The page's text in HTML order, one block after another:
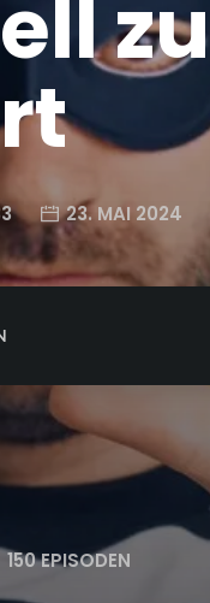
23. MAI 2024
150 EPISODEN